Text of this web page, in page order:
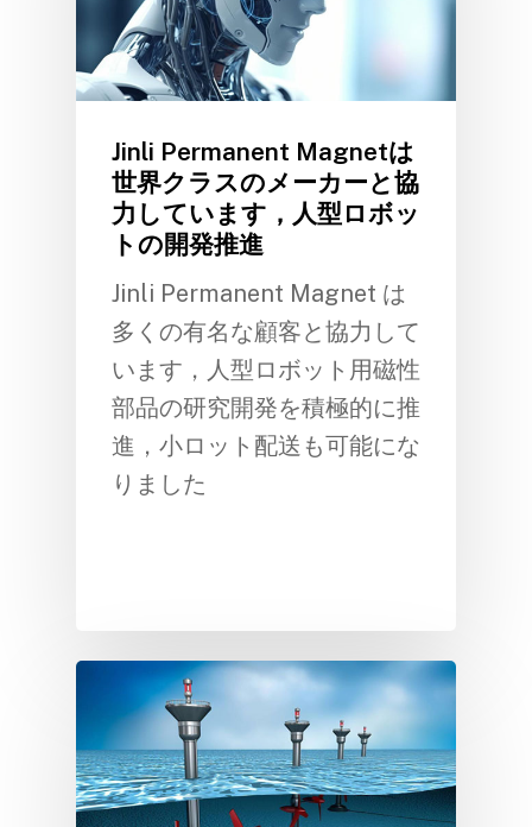
Jinli Permanent Magnetは
世界クラスのメーカーと協
力しています，人型ロボッ
トの開発推進
Jinli Permanent Magnet は
多くの有名な顧客と協力して
います，人型ロボット用磁性
部品の研究開発を積極的に推
進，小ロット配送も可能にな
りました